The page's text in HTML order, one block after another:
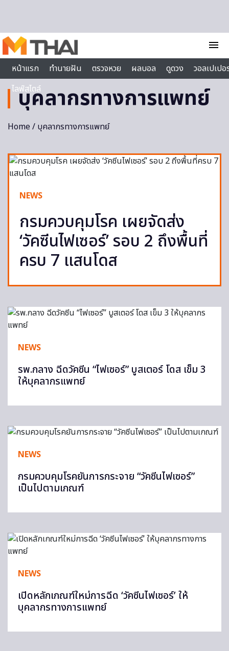
menu
หน้าแรก
ทำนายฝัน ตรวจหวย ผลบอล ดูดวง
วอลเปเป
ไลฟ์สไตล์
บุคลากรทางการแพทย์
Home/ บุคลากรทางการแพทย์
NEWS
กรมควบคุมโรค เผยจัดส่ง
‘วัคซีนไฟเซอร์’ รอบ 2 ถึงพื้นที่
ครบ 7 แสนโดส
NEWS
รพ.กลาง ฉีดวัคซีน “ไฟเซอร์” บูสเตอร์ โดส เข็ม 3
ให้บุคลากรแพทย์
NEWS
กรมควบคุมโรคยันการกระจาย “วัคซีนไฟเซอร์”
เป็นไปตามเกณฑ์
NEWS
เปิดหลักเกณฑ์ใหม่การฉีด ‘วัคซีนไฟเซอร์’ ให้
บุคลากรทางการแพทย์